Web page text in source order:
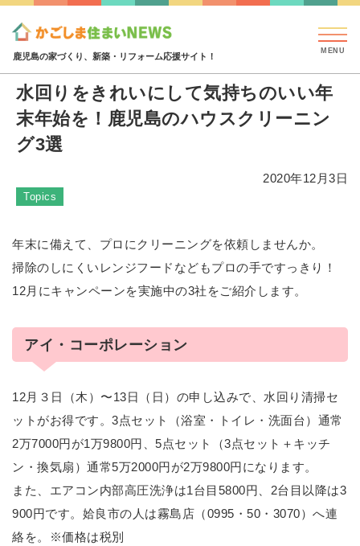
鹿児島の家づくり、新築・リフォーム応援サイト！
水回りをきれいにして気持ちのいい年末
水回りをきれいにして気持ちのいい年
末年始を！鹿児島のハウスクリーニン
グ3選
2020年12月3日
Topics
年末に備えて、プロにクリーニングを依頼しませんか。
掃除のしにくいレンジフードなどもプロの手ですっきり！
12月にキャンペーンを実施中の3社をご紹介します。
アイ・コーポレーション
12月３日（木）〜13日（日）の申し込みで、水回り清掃セ
ットがお得です。3点セット（浴室・トイレ・洗面台）通常
2万7000円が1万9800円、5点セット（3点セット＋キッチ
ン・換気扇）通常5万2000円が2万9800円になります。
また、エアコン内部高圧洗浄は1台目5800円、2台目以降は3
900円です。姶良市の人は霧島店（0995・50・3070）へ連
絡を。※価格は税別